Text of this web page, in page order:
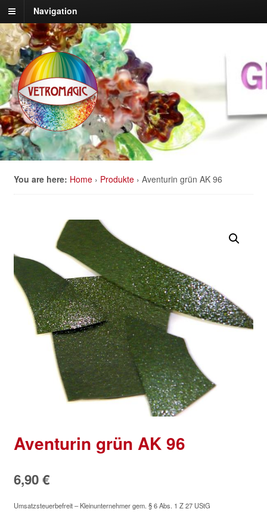
Navigation
You are here: Home › Produkte › Aventurin grün AK 96
Aventurin grün AK 96
6,90€
Umsatzsteuerbefreit – Kleinunternehmer gem. § 6 Abs. 1 Z 27 UStG